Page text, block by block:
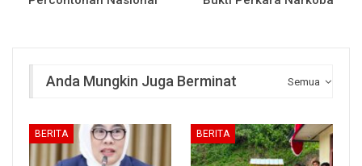
Semua
Anda Mungkin Juga Berminat
BERITA BERITA